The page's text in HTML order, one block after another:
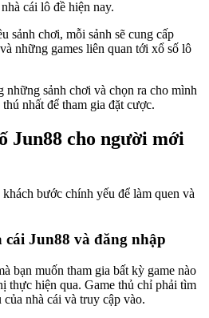
cái lô đề hiện nay.
sảnh chơi, mỗi sảnh sẽ cung cấp
những games liên quan tới xổ số lô
những sảnh chơi và chọn ra cho mình
nhất để tham gia đặt cược.
Jun88 cho người mới
bước chính yếu để làm quen và
Jun88 và đăng nhập
bạn muốn tham gia bất kỳ game nào
thực hiện qua. Game thủ chỉ phải tìm
nhà cái và truy cập vào.